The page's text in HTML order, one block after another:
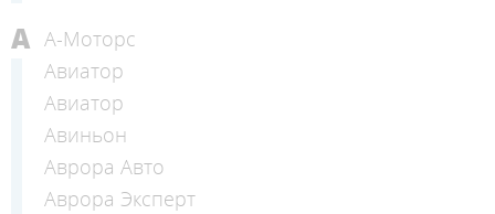
А А-Моторс
Авиатор
Авиатор
Авиньон
Аврора Авто
Аврора Эксперт